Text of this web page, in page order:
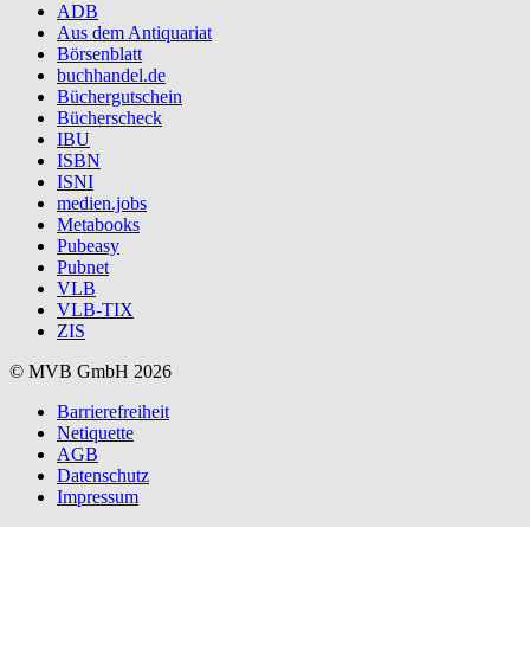
ADB
Aus dem Antiquariat
Börsenblatt
buchhandel.de
Büchergutschein
Bücherscheck
IBU
ISBN
ISNI
medien.jobs
Metabooks
Pubeasy
Pubnet
VLB
VLB-TIX
ZIS
© MVB GmbH 2026
Barrierefreiheit
Netiquette
AGB
Datenschutz
Impressum